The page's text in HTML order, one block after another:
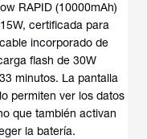
RAPID (10000mAh)
certificada para
incorporado de
flash de 30W
minutos. La pantalla
permiten ver los datos
que también activan
la batería.